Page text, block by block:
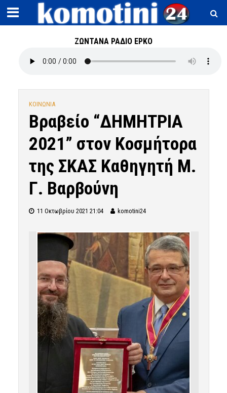
ΖΩΝΤΑΝΑ ΡΑΔΙΟ ΕΡΚΟ
ΚΟΙΝΩΝΙΑ
Βραβείο “ΔΗΜΗΤΡΙΑ
2021” στον Κοσμήτορα
της ΣΚΑΣ Καθηγητή Μ.
Γ. Βαρβούνη
11 Οκτωβρίου 2021 21:04 komotini24